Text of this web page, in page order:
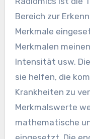
Bereich zur
Merkmale
Merkmalen
Intensität usw.
sie helfen, die
Krankheiten zu
Merkmalswerte
mathematische